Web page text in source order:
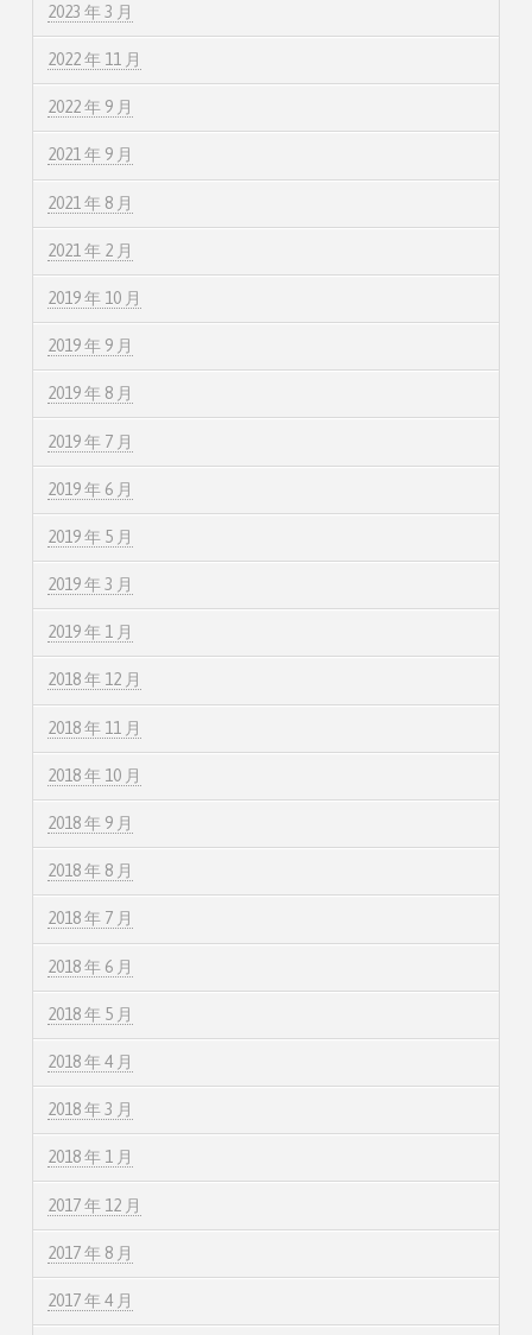
2023 年 3 月
2022 年 11 月
2022 年 9 月
2021 年 9 月
2021 年 8 月
2021 年 2 月
2019 年 10 月
2019 年 9 月
2019 年 8 月
2019 年 7 月
2019 年 6 月
2019 年 5 月
2019 年 3 月
2019 年 1 月
2018 年 12 月
2018 年 11 月
2018 年 10 月
2018 年 9 月
2018 年 8 月
2018 年 7 月
2018 年 6 月
2018 年 5 月
2018 年 4 月
2018 年 3 月
2018 年 1 月
2017 年 12 月
2017 年 8 月
2017 年 4 月